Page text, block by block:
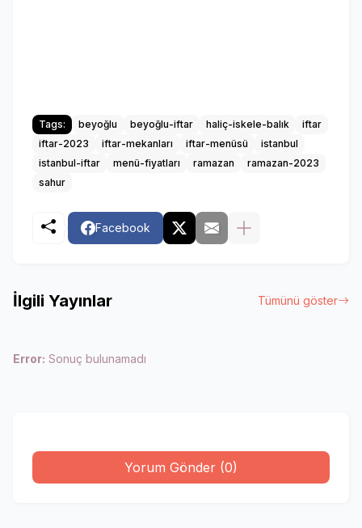
Tags: beyoğlu beyoğlu-iftar haliç-iskele-balık
iftar
iftar-2023
iftar-mekanları iftar-menüsü
istanbul
istanbul-iftar
menü-fiyatları ramazan
ramazan-2023
sahur
Facebook
İlgili Yayınlar Tümünü göster
Error: Sonuç bulunamadı
Yorum Gönder (0)